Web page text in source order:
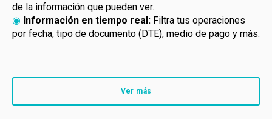
de la información que pueden ver.
◉ Información en tiempo real: Filtra tus operaciones
por fecha, tipo de documento (DTE), medio de pago y más.
Ver más